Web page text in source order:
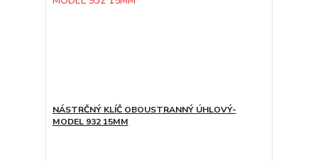
NÁSTRČNÝ KLÍČ OBOUSTRANNÝ ÚHLOVÝ-
MODEL 932 15MM